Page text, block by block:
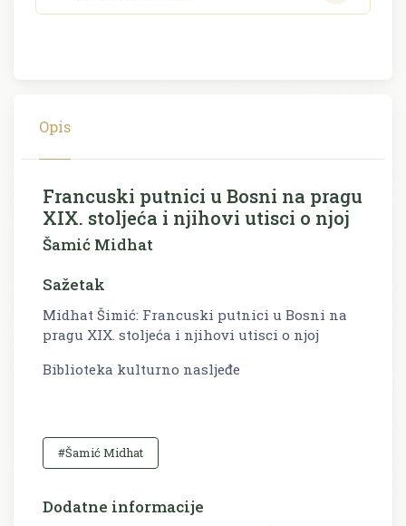
Opis
Francuski putnici u Bosni na pragu
XIX. stoljeća i njihovi utisci o njoj
Šamić Midhat
Sažetak
Midhat Šimić: Francuski putnici u Bosni na
pragu XIX. stoljeća i njihovi utisci o njoj
Biblioteka kulturno nasljeđe
#Šamić Midhat
Dodatne informacije